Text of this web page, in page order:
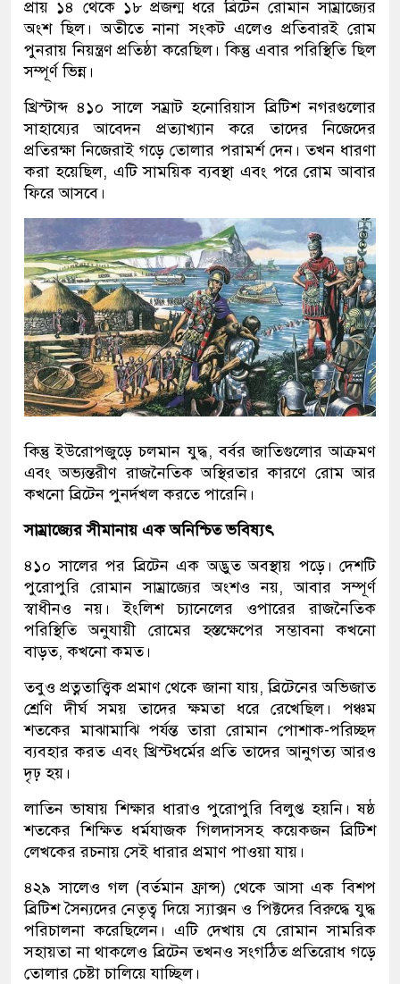
প্রায় ১৪ থেকে ১৮ প্রজন্ম ধরে ব্রিটেন রোমান সাম্রাজ্যের
অংশ ছিল। অতীতে নানা সংকট এলেও প্রতিবারই রোম
পুনরায় নিয়ন্ত্রণ প্রতিষ্ঠা করেছিল। কিন্তু এবার পরিস্থিতি ছিল
সম্পূর্ণ ভিন্ন।
খ্রিস্টাব্দ ৪১০ সালে সম্রাট হনোরিয়াস ব্রিটিশ নগরগুলোর
সাহায্যের আবেদন প্রত্যাখ্যান করে তাদের নিজেদের
প্রতিরক্ষা নিজেরাই গড়ে তোলার পরামর্শ দেন। তখন ধারণা
করা হয়েছিল, এটি সাময়িক ব্যবস্থা এবং পরে রোম আবার
ফিরে আসবে।
কিন্তু ইউরোপজুড়ে চলমান যুদ্ধ, বর্বর জাতিগুলোর আক্রমণ
এবং অভ্যন্তরীণ রাজনৈতিক অস্থিরতার কারণে রোম আর
কখনো ব্রিটেন পুনর্দখল করতে পারেনি।
সাম্রাজ্যের সীমানায় এক অনিশ্চিত ভবিষ্যৎ
৪১০ সালের পর ব্রিটেন এক অদ্ভুত অবস্থায় পড়ে। দেশটি
পুরোপুরি রোমান সাম্রাজ্যের অংশও নয়, আবার সম্পূর্ণ
স্বাধীনও নয়। ইংলিশ চ্যানেলের ওপারের রাজনৈতিক
পরিস্থিতি অনুযায়ী রোমের হস্তক্ষেপের সম্ভাবনা কখনো
বাড়ত, কখনো কমত।
তবুও প্রত্নতাত্ত্বিক প্রমাণ থেকে জানা যায়, ব্রিটেনের অভিজাত
শ্রেণি দীর্ঘ সময় তাদের ক্ষমতা ধরে রেখেছিল। পঞ্চম
শতকের মাঝামাঝি পর্যন্ত তারা রোমান পোশাক-পরিচ্ছদ
ব্যবহার করত এবং খ্রিস্টধর্মের প্রতি তাদের আনুগত্য আরও
দৃঢ় হয়।
লাতিন ভাষায় শিক্ষার ধারাও পুরোপুরি বিলুপ্ত হয়নি। ষষ্ঠ
শতকের শিক্ষিত ধর্মযাজক গিলদাসসহ কয়েকজন ব্রিটিশ
লেখকের রচনায় সেই ধারার প্রমাণ পাওয়া যায়।
৪২৯ সালেও গল (বর্তমান ফ্রান্স) থেকে আসা এক বিশপ
ব্রিটিশ সৈন্যদের নেতৃত্ব দিয়ে স্যাক্সন ও পিক্টদের বিরুদ্ধে যুদ্ধ
পরিচালনা করেছিলেন। এটি দেখায় যে রোমান সামরিক
সহায়তা না থাকলেও ব্রিটেন তখনও সংগঠিত প্রতিরোধ গড়ে
তোলার চেষ্টা চালিয়ে যাচ্ছিল।